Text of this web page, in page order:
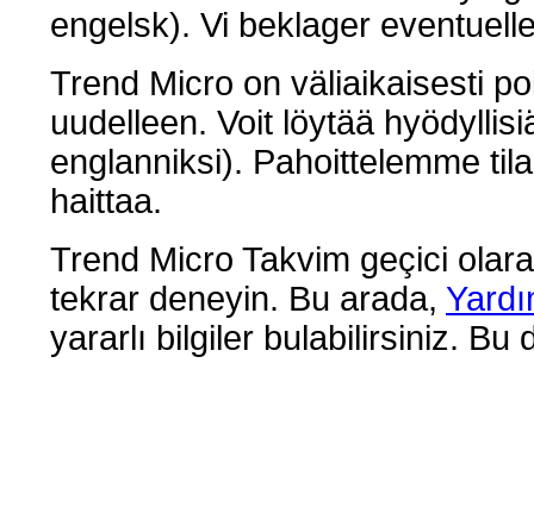
engelsk). Vi beklager
Trend Micro on väliaikaisesti
uudelleen. Voit löytää
englanniksi). Pahoittelemme
haittaa.
Trend Micro Takvim geçici
tekrar deneyin. Bu arada,
yararlı bilgiler bulabilirsiniz. Bu